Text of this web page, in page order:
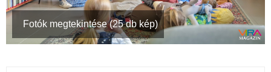
Fotók megtekintése (25 db kép)